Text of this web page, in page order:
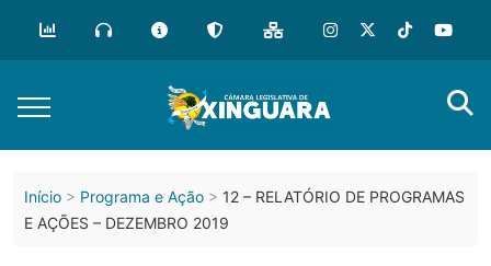
Início Programa e Ação
12 – RELATÓRIO DE PROGRAMAS
E AÇÕES – DEZEMBRO 2019